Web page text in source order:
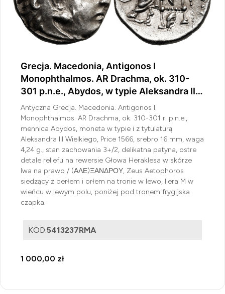
Grecja. Macedonia, Antigonos I
Monophthalmos. AR Drachma, ok. 310-
301 p.n.e., Abydos, w typie Aleksandra III
Wielkiego
Antyczna Grecja. Macedonia. Antigonos I
Monophthalmos. AR Drachma, ok. 310-301 r. p.n.e.,
mennica Abydos, moneta w typie i z tytulaturą
Aleksandra III Wielkiego, Price 1566, srebro 16 mm, waga
4,24 g., stan zachowania 3+/2, delikatna patyna, ostre
detale reliefu na rewersie Głowa Heraklesa w skórze
lwa na prawo / (ΑΛΕ)ΞΑΝΔΡΟΥ, Zeus Aetophoros
siedzący z berłem i orłem na tronie w lewo, liera M w
wieńcu w lewym polu, poniżej pod tronem frygijska
czapka.
KOD:5413237RMA
1 000,00 zł